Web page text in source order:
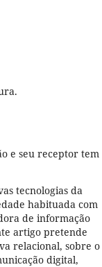
e seu receptor tem
tecnologias da
habituada com
de informação
artigo pretende
relacional, sobre o
digital,